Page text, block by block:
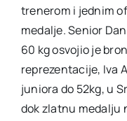
trenerom i jednim
medalje. Senior
60 kg osvojio je
reprezentacije, Iva
juniora do 52kg, u
dok zlatnu medalju